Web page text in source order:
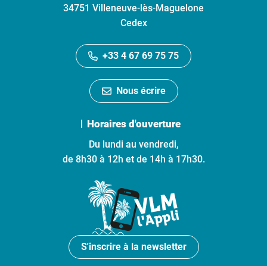
34751 Villeneuve-lès-Maguelone
Cedex
+33 4 67 69 75 75
Nous écrire
Horaires d'ouverture
Du lundi au vendredi,
de 8h30 à 12h et de 14h à 17h30.
S'inscrire à la newsletter